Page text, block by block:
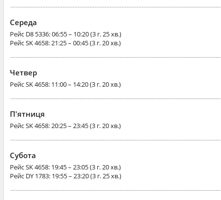
Середа
Рейс D8 5336: 06:55 – 10:20 (3 г. 25 хв.)
РейсSK 4658: 21:25 – 00:45 (3 г. 20 хв.)
Четвер
РейсSK 4658: 11:00 – 14:20 (3 г. 20 хв.)
П'ятниця
РейсSK 4658: 20:25 – 23:45 (3 г. 20 хв.)
Субота
РейсSK 4658: 19:45 – 23:05 (3 г. 20 хв.)
Рейс DY 1783: 19:55 – 23:20 (3 г. 25 хв.)